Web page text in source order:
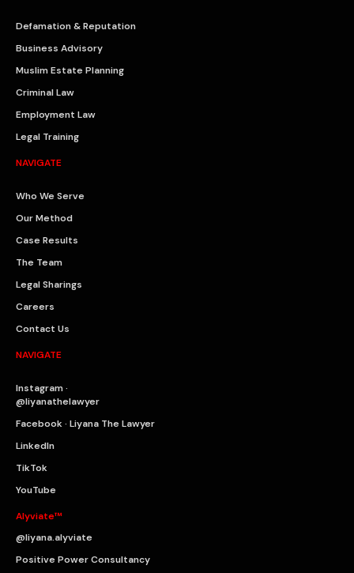
Defamation & Reputation
Business Advisory
Muslim Estate Planning
Criminal Law
Employment Law
Legal Training
NAVIGATE
Who We Serve
Our Method
Case Results
The Team
Legal Sharings
Careers
Contact Us
NAVIGATE
Instagram ·
@liyanathelawyer
Facebook · Liyana The Lawyer
LinkedIn
TikTok
YouTube
Alyviate™
@liyana.alyviate
Positive Power Consultancy